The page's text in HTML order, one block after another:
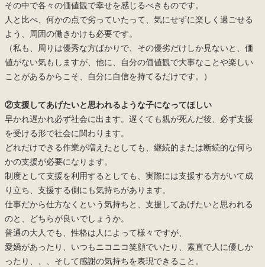
その中で各々の価値観で幸せを感じるべきものです。
人と比べ、何かの点で劣っていたって、気にせずに楽しく過ごせる
よう、周囲の働きかけも必要です。
（私も、周りは優秀な方ばかりで、その優劣だけしか見ないと、価
値がない気もしますが、他に、自分の価値観で大事なことや楽しい
ことがあるからこそ、自分に自信を持てるだけです。）
②支援してあげたいと思われるような子になってほしい
早かれ遅かれ必ず社会に出ます。遅くても親が死んだ後、必ず支援
を受ける形で社会に関わります。
どれだけできる作業が増えたとしても、継続的または断続的な何ら
かの支援が必要になります。
制度として支援を利用するとしても、実際には支援する方がいて成
り立ち、支援する側にも気持ちがあります。
仕事だから仕方なくという気持ちと、支援してあげたいと思われる
のと、どちらが良いでしょうか。
普通の大人でも、性格は人によって様々ですが、
愛嬌があったり、いつもニコニコ笑顔でいたり、素直で人に優しか
ったり、、、そして感謝の気持ちを表現できること。